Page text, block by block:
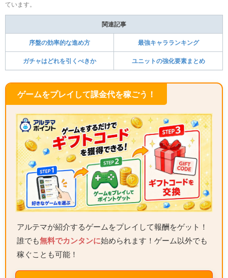
ています。
関連記事
序盤の効率的な進め方 最強キャラランキング
ガチャはどれを引くべきか ユニットの強化要素まとめ
ゲームをプレイして課金代を稼ごう！
アルテマが紹介するゲームをプレイして報酬をゲット！
誰でも無料でカンタンに始められます！ゲーム以外でも
稼ぐことも可能！